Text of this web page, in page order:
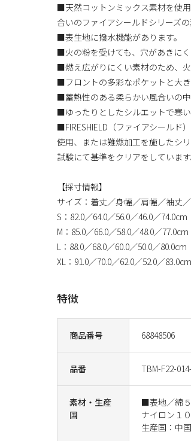
商品番号 68848506
品番 TBM-F22-
素材・生産
国
■表地／綿
ナイロン１
生産国：中国
■天然コットンミックス素材を使
合いのファイアシールドシリーズ
■表生地に撥水機能があります。
■火の粉を受けても、穴があきに
■燃え広がりにくい素材のため、
■フロントの多彩なポケットと大
■蓄熱性のある柔らかい風合いの
■ゆったりとしたシルエットで寒
■FIRESHIELD（ファイアシールド
使用、または難燃加工を施したシ
試験にて基準をクリアをしています
【採寸情報】
サイズ：着丈／身幅／肩幅／袖丈
S：82.0／64.0／56.0／46.0／74.0cm
M：85.0／66.0／58.0／48.0／77.0cm
L：88.0／68.0／60.0／50.0／80.0cm
XL：91.0／70.0／62.0／52.0／83.0cm
特徴